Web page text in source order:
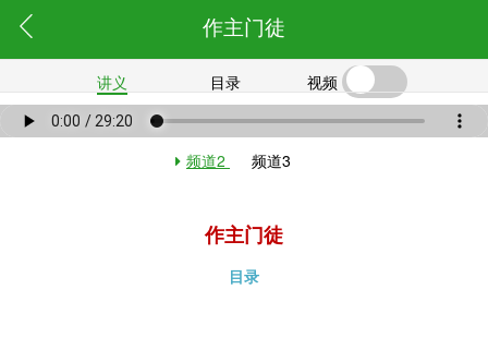
作主门徒
讲义 目录 视频
频道2 频道3
作主门徒
目录